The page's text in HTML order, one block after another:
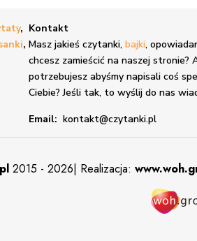
,
,
Kontakt
Masz jakieś czytanki,bajki,
chcesz zamieścić na naszej stronie?
potrzebujesz abyśmy napisali coś
Ciebie? Jeśli tak, to wyślij do nas
Email: kontakt@czytanki.pl
2015 - 2026| Realizacja: